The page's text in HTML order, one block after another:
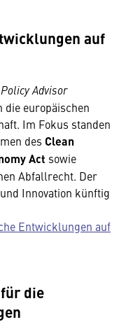
auf
, Policy Advisor
europäischen
Im Fokus standen
des Clean
Act sowie
Abfallrecht. Der
Innovation künftig
Entwicklungen auf
die